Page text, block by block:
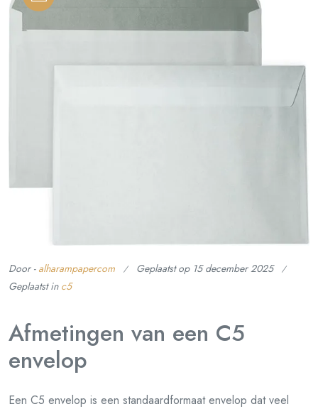
Door - alharampapercom Geplaatst op 15 december 2025
Geplaatst in c5
Afmetingen van een C5
envelop
Een C5 envelop is een standaardformaat envelop dat veel